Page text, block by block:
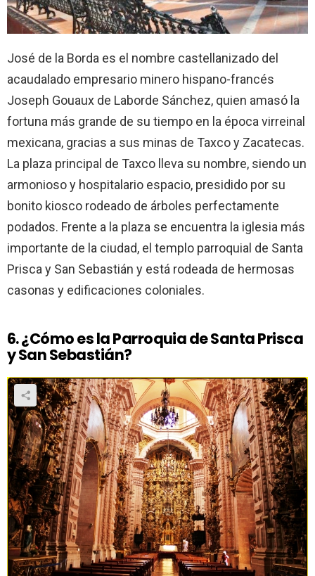
José de la Borda es el nombre castellanizado del
acaudalado empresario minero hispano-francés
Joseph Gouaux de Laborde Sánchez, quien amasó la
fortuna más grande de su tiempo en la época virreinal
mexicana, gracias a sus minas de Taxco y Zacatecas.
La plaza principal de Taxco lleva su nombre, siendo un
armonioso y hospitalario espacio, presidido por su
bonito kiosco rodeado de árboles perfectamente
podados. Frente a la plaza se encuentra la iglesia más
importante de la ciudad, el templo parroquial de Santa
Prisca y San Sebastián y está rodeada de hermosas
casonas y edificaciones coloniales.
6. ¿Cómo es la Parroquia de Santa Prisca
y San Sebastián?